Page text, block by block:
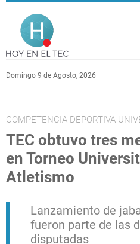
Pasar al contenido principal
Domingo 9 de Agosto, 2026
COMPETENCIA DEPORTIVA
TEC obtuvo tres
en Torneo
Atletismo
Lanzamiento de
fueron parte de las
disputadas